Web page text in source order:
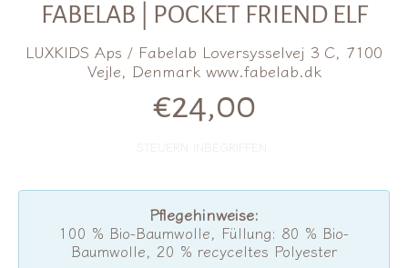
FABELAB | POCKET FRIEND ELF
LUXKIDS Aps / Fabelab Loversysselvej 3 C, 7100
Vejle, Denmark www.fabelab.dk
Normalpreis
€24,00
Pflegehinweise:
100 % Bio-Baumwolle, Füllung: 80 % Bio-
Baumwolle, 20 % recyceltes Polyester